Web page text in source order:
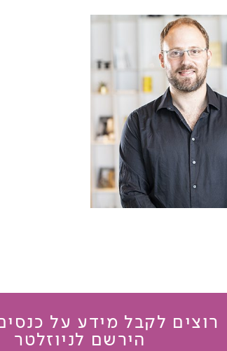
ניתן להגשמה
רוצים לקבל מידע על
הירשם לניוזלטר